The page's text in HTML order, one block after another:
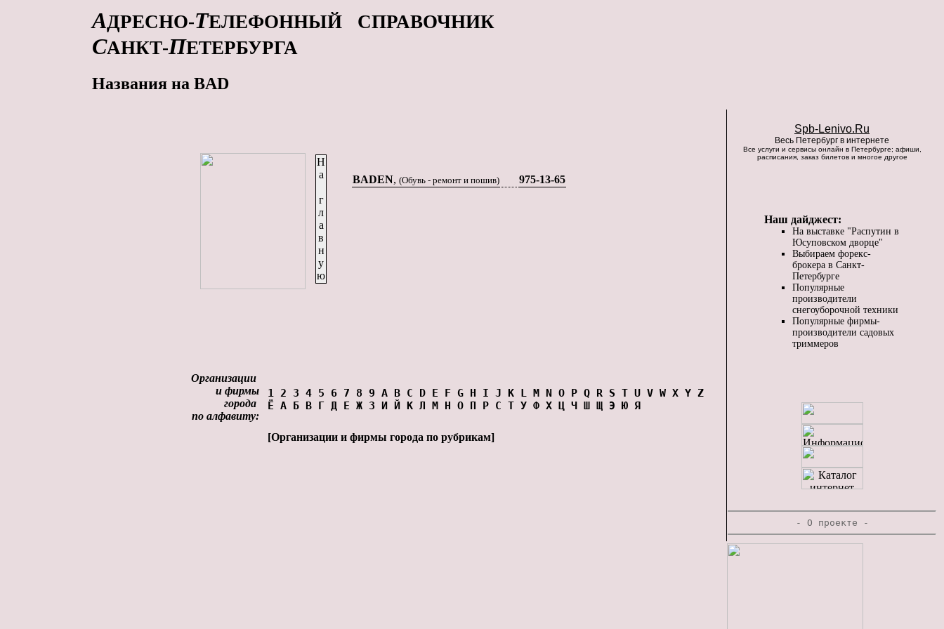
АДРЕСНО-ТЕЛЕФОННЫЙ СПРАВОЧНИК
САНКТ-ПЕТЕРБУРГА
Названия на BAD
Н
а
г
л
а
в
н
у
ю
BADEN, (Обувь - ремонт и пошив) 975-13-65
Организации
и фирмы
города
по алфавиту:
1 2 3 4 5 6 7 8 9 A B C D E F G H I J K L M N O P Q R S T U V W X Y Z
Ё А Б В Г Д Е Ж З И Й К Л М Н О П Р С Т У Ф Х Ц Ч Ш Щ Э Ю Я
[Организации и фирмы города по рубрикам]
Spb-Lenivo.Ru
Весь Петербург в интернете
Все услуги и сервисы онлайн в Петербурге; афиши,
расписания, заказ билетов и многое другое
Наш дайджест:
На выставке "Распутин в
Юсуповском дворце"
Выбираем форекс-
брокера в Санкт-
Петербурге
Популярные
производители
снегоуборочной техники
Популярные фирмы-
производители садовых
триммеров
- О проекте -